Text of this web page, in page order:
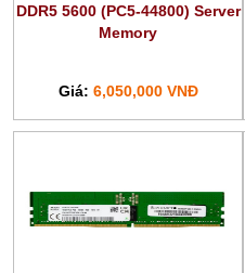
DDR5 5600 (PC5-44800) Server
Memory
Giá: 6,050,000 VNĐ